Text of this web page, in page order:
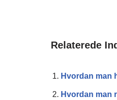
Relaterede
Hvordan man
Hvordan man